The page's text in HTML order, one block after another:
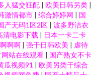
人猛交狂配 | 欧美日韩另类 |
激情都市 | 综合婷婷网 | 国
产无码1区2区 | 波多野洁衣
清电影下载 | 日本一卡二卡
啊啊 | 强干日韩欧美 | 虐待
站在线观看 | 国产熟女不卡
瓜视频91 | 欧美另类干综合